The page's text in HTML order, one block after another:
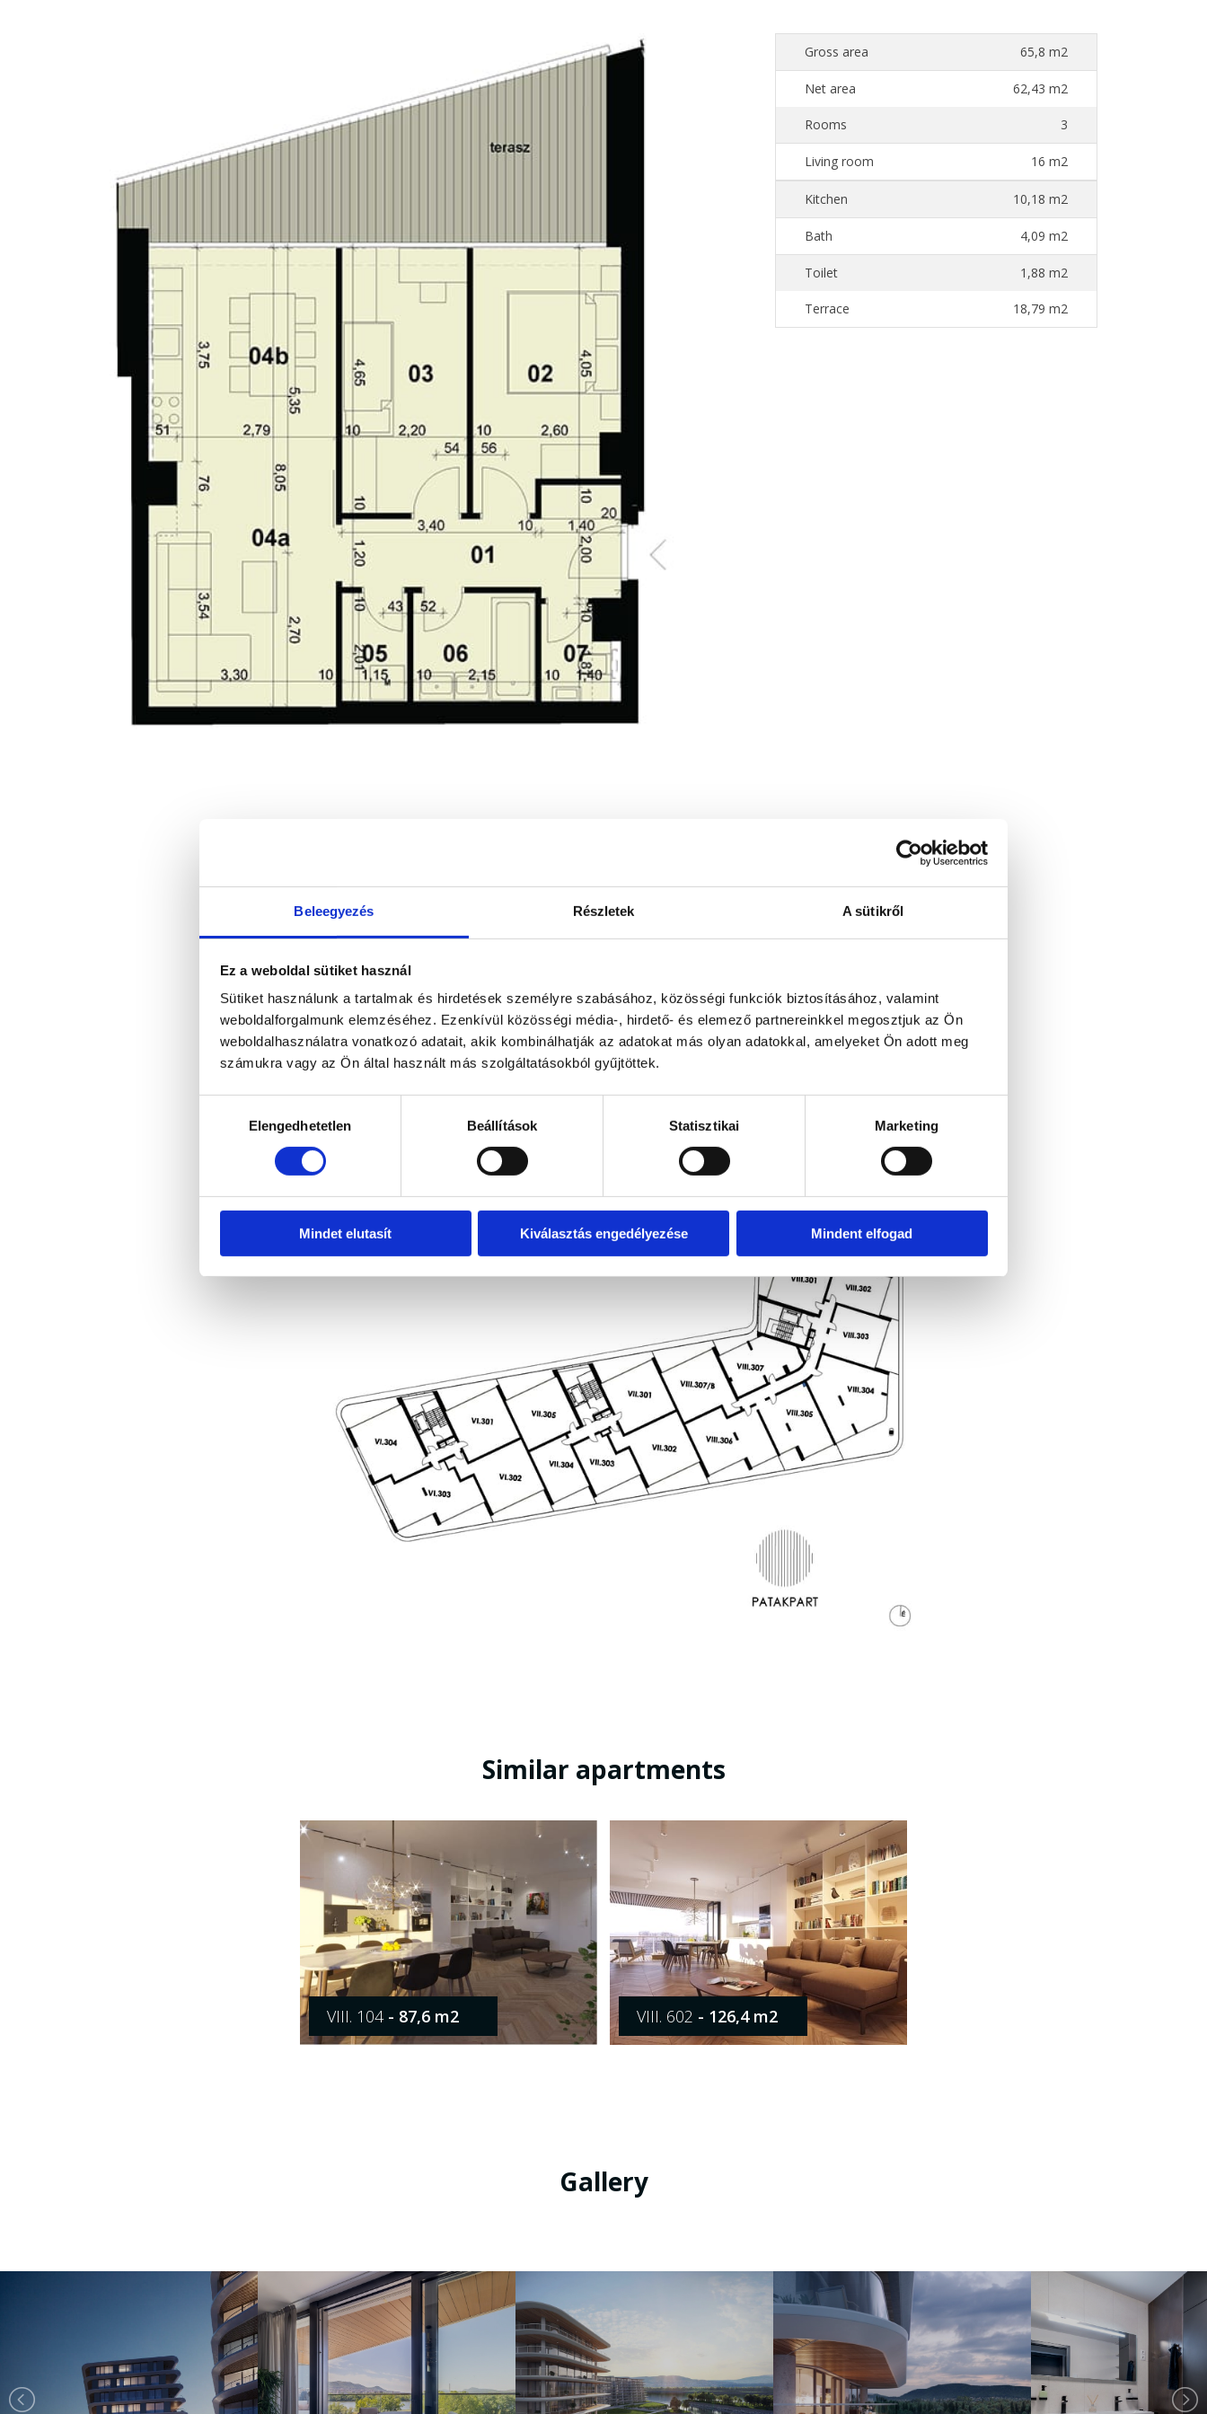
Beleegyezés Részletek A sütikről
Ez a weboldal sütiket használ
Sütiket használunk a tartalmak és hirdetések személyre szabásához, közösségi funkciók biztosításához, valamint
weboldalforgalmunk elemzéséhez. Ezenkívül közösségi média-, hirdető- és elemező partnereinkkel megosztjuk az Ön
weboldalhasználatra vonatkozó adatait, akik kombinálhatják az adatokat más olyan adatokkal, amelyeket Ön adott meg
számukra vagy az Ön által használt más szolgáltatásokból gyűjtöttek.
kiválasztásaElengedhetetlen Beállítások Statisztikai Marketing
Mindet elutasít Kiválasztás engedélyezése Mindent elfogad
Gross area 65,8 m2
Net area 62,43 m2
Rooms 3
Living room 16 m2
Kitchen 10,18 m2
Bath 4,09 m2
Toilet 1,88 m2
Terrace 18,79 m2
Floor plan
Similar apartments
VIII. 104- 87,6 m2 VIII. 602 - 126,4 m2
Gallery